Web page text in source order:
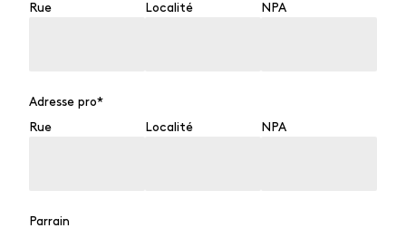
Rue Localité NPA
Adresse pro*
Rue Localité NPA
Parrain